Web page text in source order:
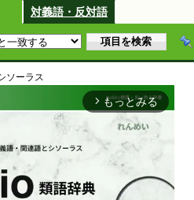
対義語・反対語
ソーラス
arrow_forward_ios もっとみる